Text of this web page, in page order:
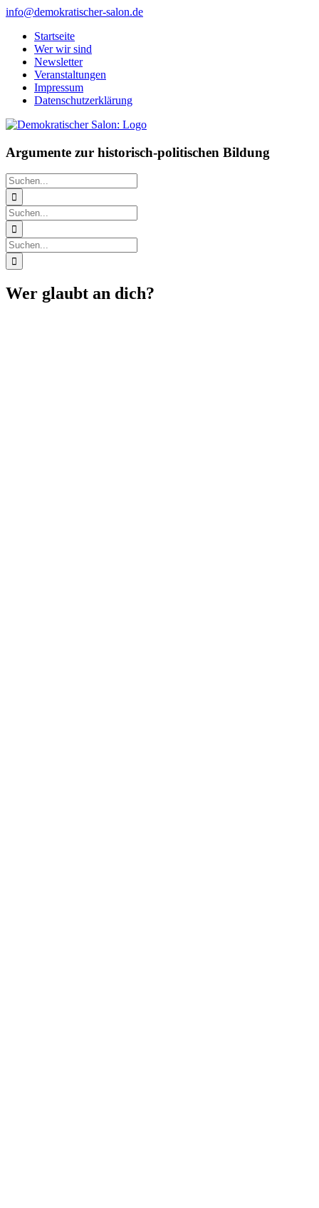
Zum
springen
info@demokratischer-salon.de
Startseite
Wer wir sind
Newsletter
Veranstaltungen
Impressum
Datenschutzerklärung
Argumente zur historisch-politischen Bildung
Suche
nach:
Suche
nach:
Suche
nach:
Wer glaubt an dich?